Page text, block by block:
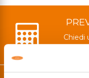
Chiedi